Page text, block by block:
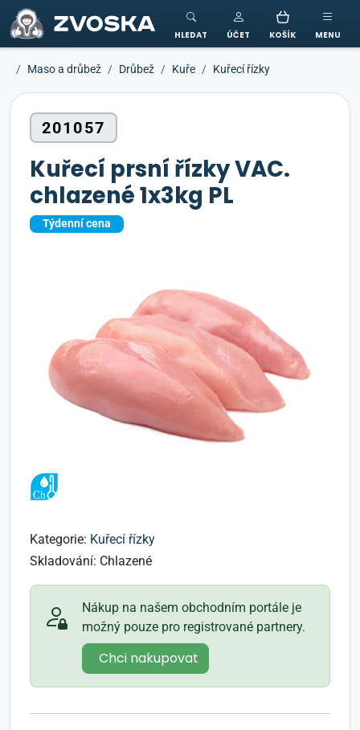
ZVOSKA
HLEDAT ÚČET KOŠÍK MENU
Maso a drůbež Drůbež Kuře Kuřecí řízky
201057
Kuřecí prsní řízky VAC.
chlazené 1x3kg PL
Týdenní cena
Kategorie: Kuřecí řízky
Skladování: Chlazené
Nákup na našem obchodním portále je
možný pouze pro registrované partnery.
Chci nakupovat